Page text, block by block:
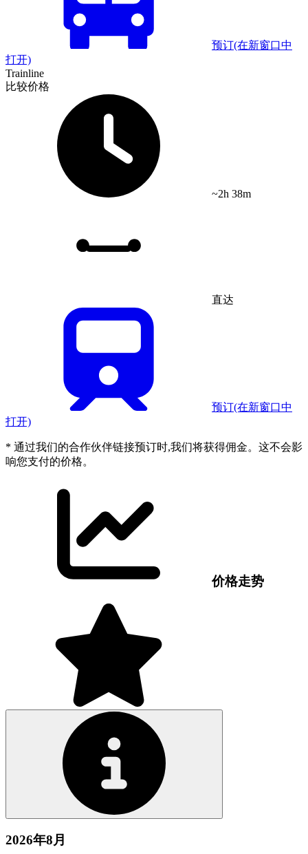
预订(在新窗口中
打开)
Trainline
比较价格
~2h 38m
直达
预订(在新窗口中
打开)
* 通过我们的合作伙伴链接预订时,我们将获得佣金。这不会影
响您支付的价格。
价格走势
2026年8月